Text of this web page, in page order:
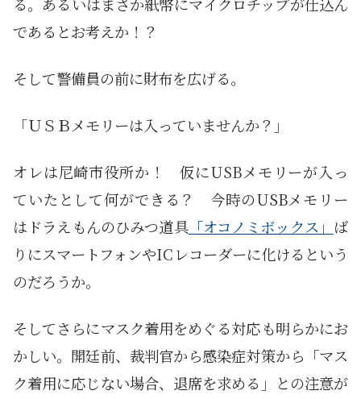
であるとお考えか！？
そして警備員の前に財布を広げる。
「ＵＳＢメモリーは入っていませんか？」
オレは尼崎市役所か！ 仮にUSBメモリーが入っ
ていたとして何ができる？ 今時のUSBメモリー
はドラえもんのひみつ道具「オコノミボックス」 ば
りにスマートフォンやICレコーダーに化けるという
のだろうか。
そしてさらにマスク着用をめぐる対応も明らかにお
かしい。開廷前、裁判官から感染症対策から「マス
ク着用に応じない場合、退席を求める」との注意が